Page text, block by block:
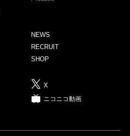
NEWS
RECRUIT
SHOP
X
ニコニコ動画